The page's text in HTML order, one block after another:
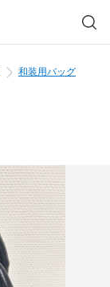
和装用バッグ